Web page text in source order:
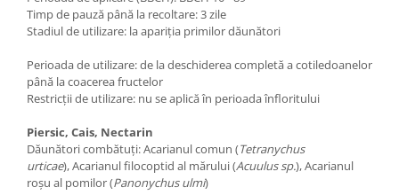
Timp de pauză până la recoltare: 3 zile
Stadiul de utilizare: la apariția primilor dăunători
Perioada de utilizare: de la deschiderea completă a cotiledoanelor
până la coacerea fructelor
Restricții de utilizare: nu se aplică în perioada înfloritului
Piersic, Cais, Nectarin
Dăunători combătuți: Acarianul comun (Tetranychus
urticae), Acarianul filocoptid al mărului (Acuulus sp.), Acarianul
roșu al pomilor (Panonychus ulmi)